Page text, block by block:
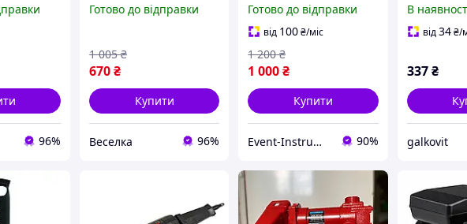
для
96%
легкий із
120 PSI FLAME
Готово до відправки
670₴
1 005 ₴
Купити
Веселка 96%
алюмінієвий, Чехія
Готово до відправки
від 100₴/міс
1 000₴
1 200 ₴
Купити
Event-Instrument 90%
низького
Паливний
В
від34 ₴/
337 ₴
galkovit